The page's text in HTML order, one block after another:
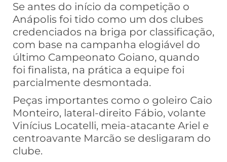
Se antes do início da competição o
Anápolis foi tido como um dos clubes
credenciados na briga por classificação,
com base na campanha elogiável do
último Campeonato Goiano, quando
foi finalista, na prática a equipe foi
parcialmente desmontada.
Peças importantes como o goleiro Caio
Monteiro, lateral-direito Fábio, volante
Vinícius Locatelli, meia-atacante Ariel e
centroavante Marcão se desligaram do
clube.